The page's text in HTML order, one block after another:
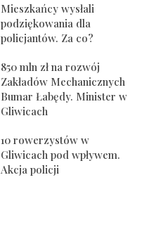
Mieszkańcy wysłali
podziękowania dla
policjantów. Za co?
850 mln zł na rozwój
Zakładów Mechanicznych
Bumar Łabędy. Minister w
Gliwicach
10 rowerzystów w
Gliwicach pod wpływem.
Akcja policji